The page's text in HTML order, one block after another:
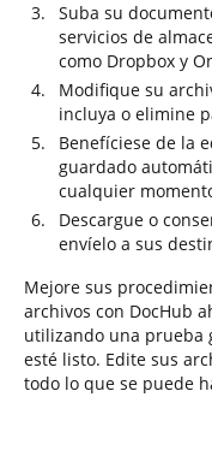
Suba su
servicios de
como Dropbox y
Modifique su
incluya o elimine
Benefíciese de la
guardado
cualquier
Descargue o
envíelo a sus
Mejore sus
archivos con DocHub
utilizando una prueba
esté listo. Edite sus
todo lo que se puede